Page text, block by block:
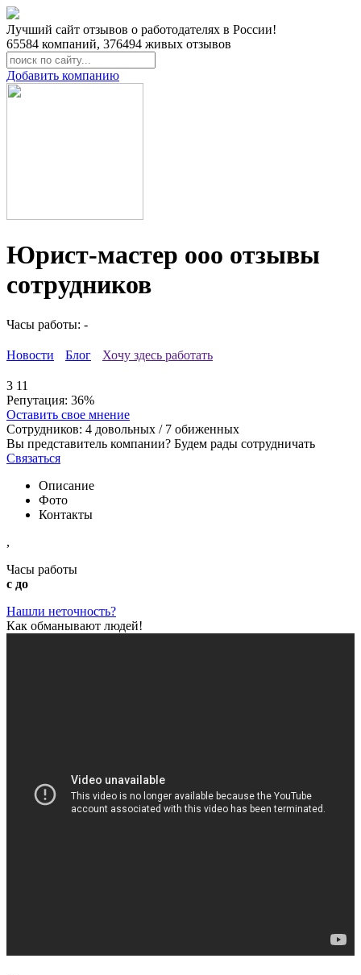
Лучший сайт отзывов о работодателях в России!
65584 компаний, 376494 живых отзывов
Добавить компанию
Юрист-мастер ооо отзывы
сотрудников
Часы работы: -
Новости Блог Хочу здесь работать
3 11
Репутация: 36%
Оставить свое мнение
Сотрудников: 4 довольных / 7 обиженных
Вы представитель компании? Будем рады сотрудничать
Связаться
Описание
Фото
Контакты
,
Часы работы
с до
Нашли неточность?
Как обманывают людей!